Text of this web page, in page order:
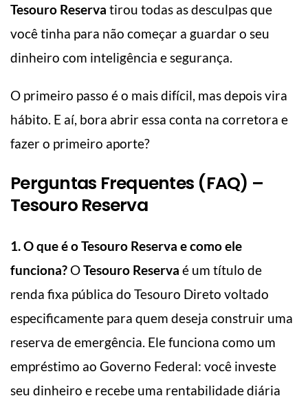
Tesouro Reserva tirou todas as desculpas que
você tinha para não começar a guardar o seu
dinheiro com inteligência e segurança.
O primeiro passo é o mais difícil, mas depois vira
hábito. E aí, bora abrir essa conta na corretora e
fazer o primeiro aporte?
Perguntas Frequentes (FAQ) –
Tesouro Reserva
1. O que é o Tesouro Reserva e como ele
funciona? OTesouro Reserva é um título de
renda fixa pública do Tesouro Direto voltado
especificamente para quem deseja construir uma
reserva de emergência. Ele funciona como um
empréstimo ao Governo Federal: você investe
seu dinheiro e recebe uma rentabilidade diária